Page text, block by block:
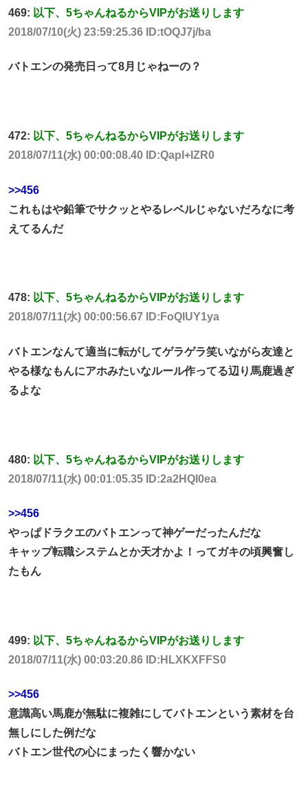
469: 以下、5ちゃんねるからVIPがお送りします
2018/07/10(火) 23:59:25.36 ID:tOQJ7j/ba
バトエンの発売日って8月じゃねーの？
472: 以下、5ちゃんねるからVIPがお送りします
2018/07/11(水) 00:00:08.40 ID:QapI+IZR0
>>456
これもはや鉛筆でサクッとやるレベルじゃないだろなに考
えてるんだ
478: 以下、5ちゃんねるからVIPがお送りします
2018/07/11(水) 00:00:56.67 ID:FoQlUY1ya
バトエンなんて適当に転がしてゲラゲラ笑いながら友達と
やる様なもんにアホみたいなルール作ってる辺り馬鹿過ぎ
るよな
480: 以下、5ちゃんねるからVIPがお送りします
2018/07/11(水) 00:01:05.35 ID:2a2HQI0ea
>>456
やっぱドラクエのバトエンって神ゲーだったんだな
キャップ転職システムとか天才かよ！ってガキの頃興奮し
たもん
499: 以下、5ちゃんねるからVIPがお送りします
2018/07/11(水) 00:03:20.86 ID:HLXKXFFS0
>>456
意識高い馬鹿が無駄に複雑にしてバトエンという素材を台
無しにした例だな
バトエン世代の心にまったく響かない